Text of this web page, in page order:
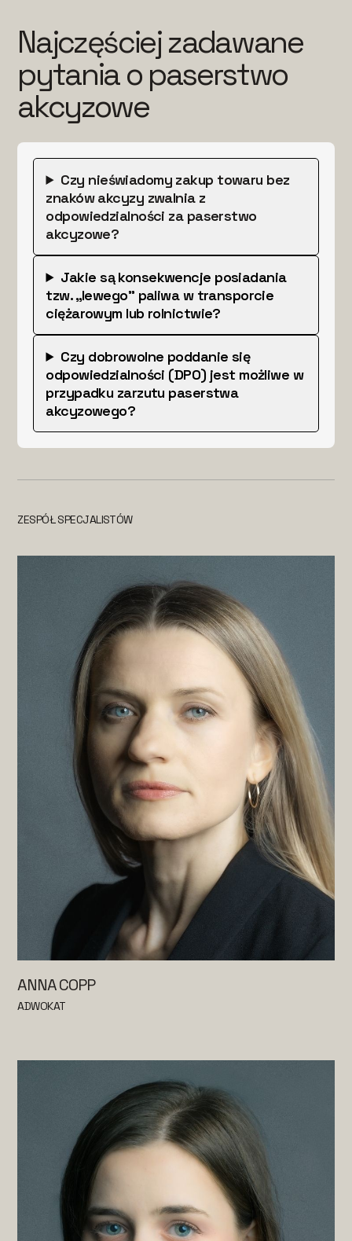
Najczęściej zadawane
pytania o paserstwo
akcyzowe
Czy nieświadomy zakup towaru bez
znaków akcyzy zwalnia z
odpowiedzialności za paserstwo
akcyzowe?
Jakie są konsekwencje posiadania
tzw. „lewego” paliwa w transporcie
ciężarowym lub rolnictwie?
Czy dobrowolne poddanie się
odpowiedzialności (DPO) jest możliwe w
przypadku zarzutu paserstwa
akcyzowego?
ZESPÓŁ SPECJALISTÓW
ANNA COPP
ADWOKAT